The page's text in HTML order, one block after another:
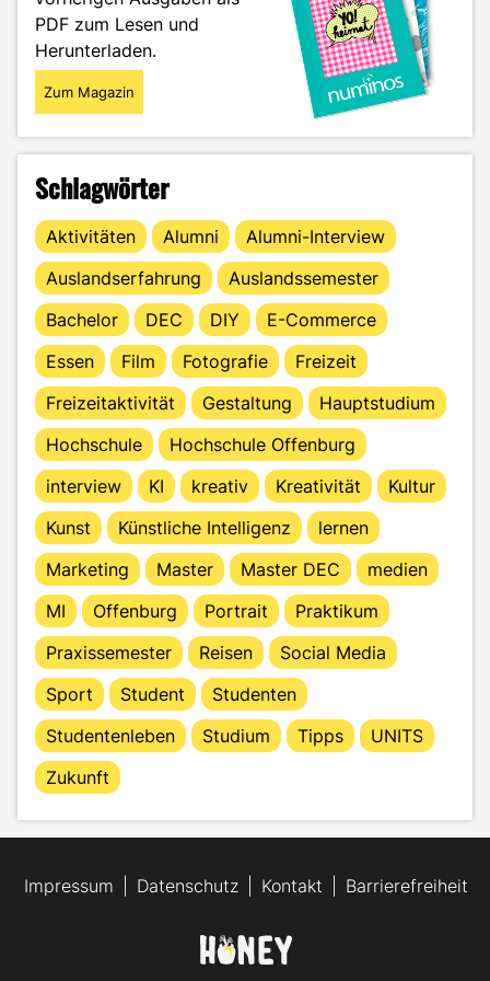
PDF zum Lesen und
Herunterladen.
Zum Magazin
Schlagwörter
Aktivitäten Alumni
Alumni-Interview
Auslandserfahrung
Auslandssemester
Bachelor
DEC DIY
E-Commerce
Essen
Film Fotografie
Freizeit
Freizeitaktivität
Gestaltung
Hauptstudium
Hochschule
Hochschule Offenburg
interview
KI kreativ Kreativität
Kultur
Kunst
Künstliche Intelligenz
lernen
Marketing
Master Master DEC
medien
MI
Offenburg Portrait
Praktikum
Praxissemester
Reisen
Social Media
Sport
Student
Studenten
Studentenleben
Studium Tipps
UNITS
Zukunft
Impressum Datenschutz Kontakt Barrierefreiheit